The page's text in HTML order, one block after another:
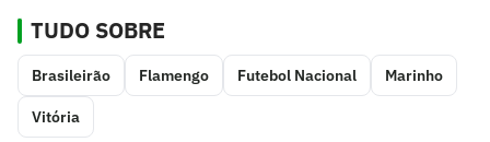
TUDO SOBRE
Brasileirão Flamengo Futebol Nacional Marinho
Vitória